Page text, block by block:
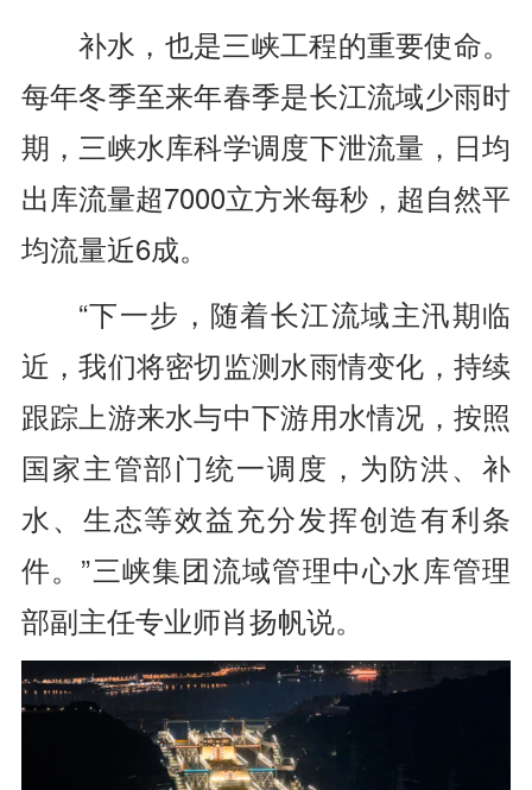
补水，也是三峡工程的重要使命。
每年冬季至来年春季是长江流域少雨时
期，三峡水库科学调度下泄流量，日均
出库流量超7000立方米每秒，超自然平
均流量近6成。
“下一步，随着长江流域主汛期临
近，我们将密切监测水雨情变化，持续
跟踪上游来水与中下游用水情况，按照
国家主管部门统一调度，为防洪、补
水、生态等效益充分发挥创造有利条
件。”三峡集团流域管理中心水库管理
部副主任专业师肖扬帆说。